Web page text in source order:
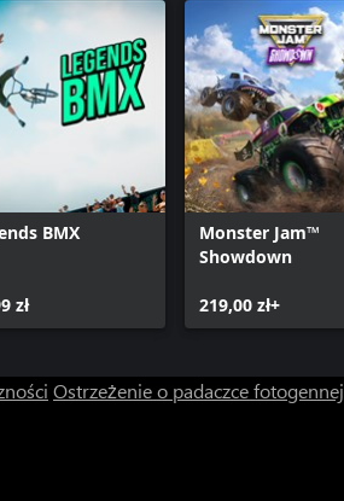
BMX
zł
Monster Jam™
Showdown
219,00 zł+
Ostrzeżenie o padaczce fotogennej